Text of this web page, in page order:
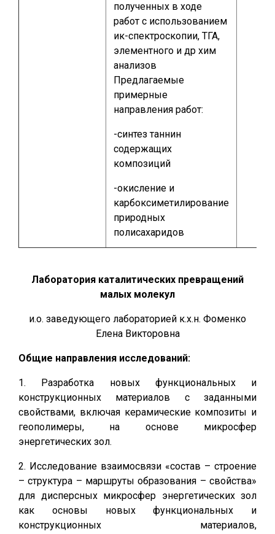
полученных в ходе
работ с использованием
ик-спектроскопии, ТГА,
элементного и др хим
анализов
Предлагаемые
примерные
направления работ:
-синтез таннин
содержащих
композиций
-окисление и
карбоксиметилирование
природных
полисахаридов
Лаборатория каталитических превращений
малых молекул
и.о. заведующего лабораторией к.х.н. Фоменко
Елена Викторовна
Общие направления исследований:
1. Разработка новых функциональных и
конструкционных материалов с заданными
свойствами, включая керамические композиты и
геополимеры, на основе микросфер
энергетических зол.
2. Исследование взаимосвязи «состав – строение
– структура – маршруты образования – свойства»
для дисперсных микросфер энергетических зол
как основы новых функциональных и
конструкционных материалов,